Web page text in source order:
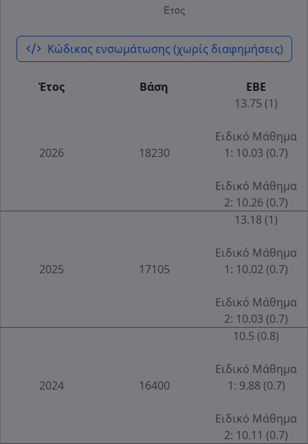
code_xml Κώδικας ενσωμάτωσης (χωρίς διαφημήσεις)
Έτος Βάση ΕΒΕ
2026 18230
13.75 (1)
Ειδικό Μάθημα
1: 10.03 (0.7)
Ειδικό Μάθημα
2: 10.26 (0.7)
2025 17105
13.18 (1)
Ειδικό Μάθημα
1: 10.02 (0.7)
Ειδικό Μάθημα
2: 10.03 (0.7)
2024 16400
10.5 (0.8)
Ειδικό Μάθημα
1: 9.88 (0.7)
Ειδικό Μάθημα
2: 10.11 (0.7)